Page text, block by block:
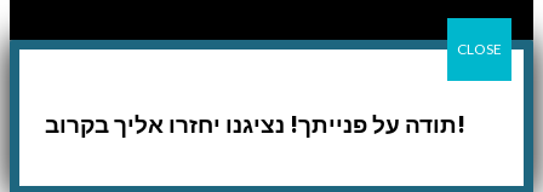
CLOSE
!תודה על פנייתך! נציגנו יחזרו אליך בקרוב